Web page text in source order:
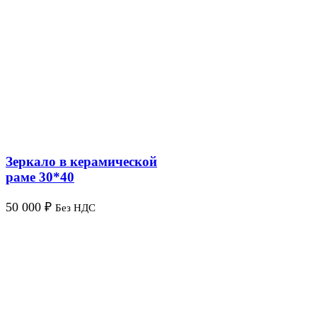
Зеркало в керамической
раме 30*40
50 000 ₽ Без НДС